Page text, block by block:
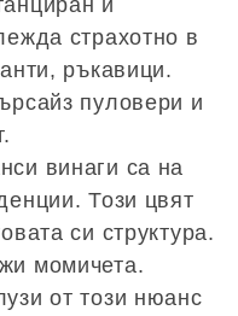
страхотно в
ръкавици.
пуловери и
винаги са на
Този цвят
си структура.
момичета.
от този нюанс